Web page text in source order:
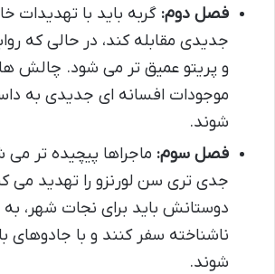
فصل دوم: گربه باید با تهدیدات
جدیدی مقابله کند، در حالی که
و پریتو عمیق تر می شود. چالش
موجودات افسانه ای جدیدی به
شوند.
فصل سوم: ماجراها پیچیده تر
جدی تری سن لورنزو را تهدید می
دوستانش باید برای نجات شهر،
ناشناخته سفر کنند و با جادوهای
شوند.